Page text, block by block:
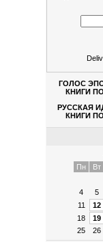
ГОЛОС
КНИГИ
РУССКАЯ
КНИГИ
Пн
Вт
4
5
11
12
18
19
25
26